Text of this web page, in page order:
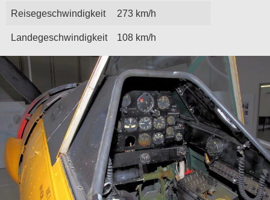
Reisegeschwindigkeit 273 km/h
Landegeschwindigkeit 108 km/h